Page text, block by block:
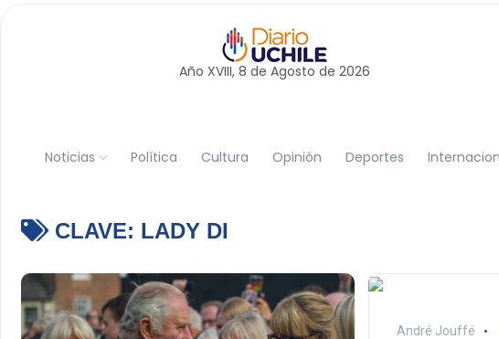
Año XVIII, 8 de Agosto de 2026
Noticias Política Cultura Opinión Deportes
CLAVE: LADY DI
André Jouffé